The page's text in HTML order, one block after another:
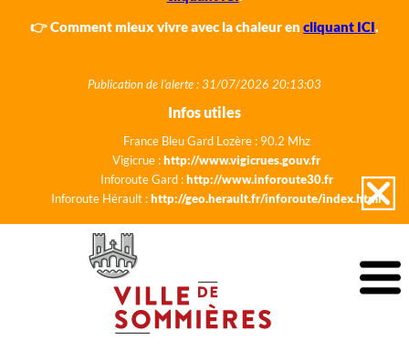
👉 Comment mieux vivre avec la chaleur en cliquant ICI.
Publication de l'alerte : 31/07/2026 20:13:03
Infos utiles
France Bleu Gard Lozère : 90.2 Mhz
Vigicrue :http://www.vigicrues.gouv.fr
Inforoute Gard :http://www.inforoute30.fr
Inforoute Hérault :http://geo.herault.fr/inforoute/index.html